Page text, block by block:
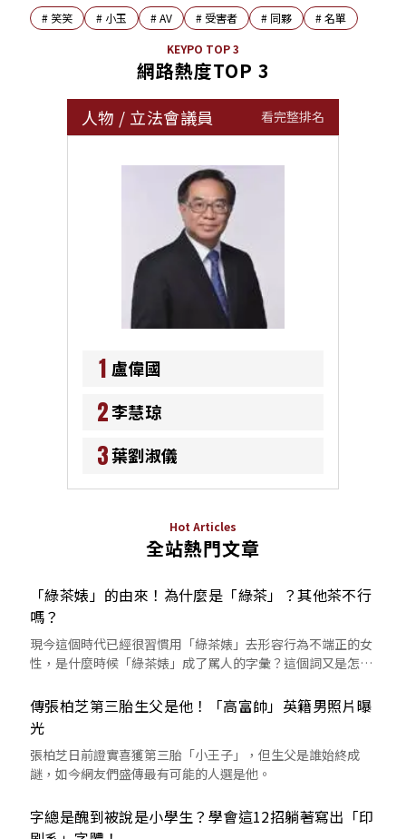
# 笑笑 # 小玉 #AV # 受害者 # 同夥 #名單
KEYPO TOP 3
網路熱度TOP 3
人物 / 立法會議員 看完整排名
1 盧偉國
2李慧琼
3葉劉淑儀
Hot Articles
全站熱門文章
「綠茶婊」的由來！為什麼是「綠茶」？其他茶不行
嗎？
現今這個時代已經很習慣用「綠茶婊」去形容行為不端正的女
性，是什麼時候「綠茶婊」成了罵人的字彙？這個詞又是怎麼
傳張柏芝第三胎生父是他！「高富帥」英籍男照片曝
光
張柏芝日前證實喜獲第三胎「小王子」，但生父是誰始終成
謎，如今網友們盛傳最有可能的人選是他。
字總是醜到被說是小學生？學會這12招躺著寫出「印